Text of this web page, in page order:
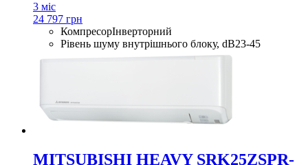
3 міс
24 797 грн
КомпресорІнверторний
Рівень шуму внутрішнього блоку, dB23-45
MITSUBISHI HEAVY SRK25ZSPR-